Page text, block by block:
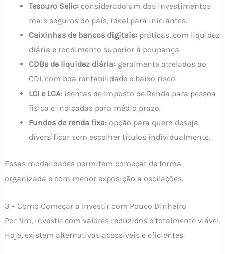
Tesouro Selic:considerado um dos investimentos
mais seguros do país, ideal para iniciantes.
Caixinhas de bancos digitais:práticas, com liquidez
diária e rendimento superior à poupança.
CDBs de liquidez diária:geralmente atrelados ao
CDI, com boa rentabilidade e baixo risco.
LCI e LCA:isentas de Imposto de Renda para pessoa
física e indicadas para médio prazo.
Fundos de renda fixa:opção para quem deseja
diversificar sem escolher títulos individualmente.
Essas modalidades permitem começar de forma
organizada e com menor exposição a oscilações.
3 – Como Começar a Investir com Pouco Dinheiro
Por fim, investir com valores reduzidos é totalmente viável.
Hoje, existem alternativas acessíveis e eficientes: